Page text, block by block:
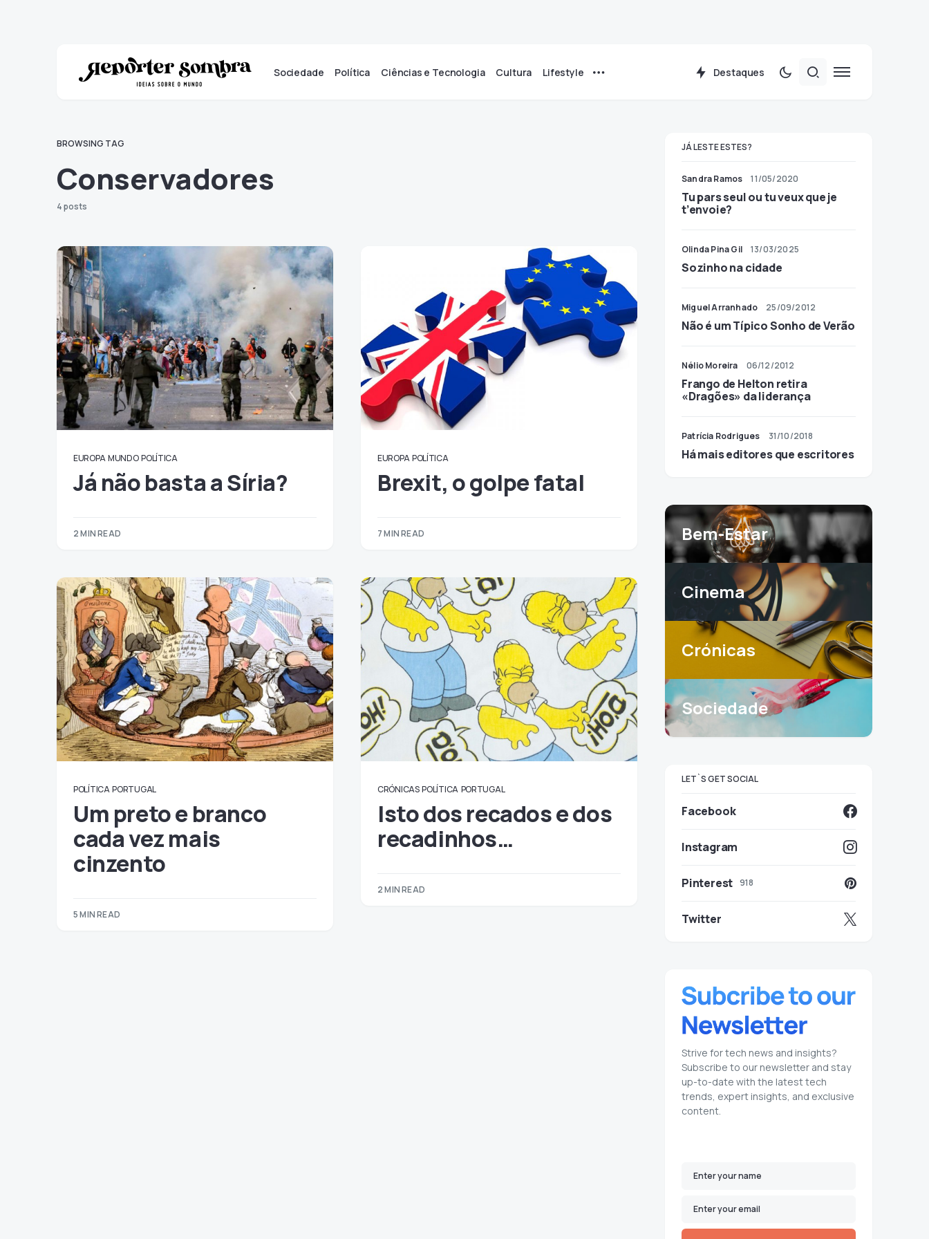
Sociedade Política Ciências e Tecnologia Cultura Lifestyle Destaques
BROWSING TAG
Conservadores
4 posts
EUROPA MUNDO POLÍTICA
Já não basta a Síria?
2 MIN READ
EUROPA POLÍTICA
Brexit, o golpe fatal
7 MIN READ
POLÍTICA PORTUGAL
Um preto e branco
cada vez mais
cinzento
5 MIN READ
CRÓNICAS POLÍTICA PORTUGAL
Isto dos recados e dos
recadinhos…
2 MIN READ
JÁ LESTE ESTES?
Sandra Ramos 11/05/2020
Tu pars seul ou tu veux que je
t’envoie?
Olinda Pina Gil 13/03/2025
Sozinho na cidade
Miguel Arranhado 25/09/2012
Não é um Típico Sonho de Verão
Nélio Moreira 06/12/2012
Frango de Helton retira
«Dragões» da liderança
Patrícia Rodrigues 31/10/2018
Há mais editores que escritores
Bem-Estar
Cinema
Crónicas
Sociedade
LET`S GET SOCIAL
Facebook
Instagram
Pinterest 918
Twitter
Strive for tech news and insights?
Subscribe to our newsletter and stay
up-to-date with the latest tech
trends, expert insights, and exclusive
content.